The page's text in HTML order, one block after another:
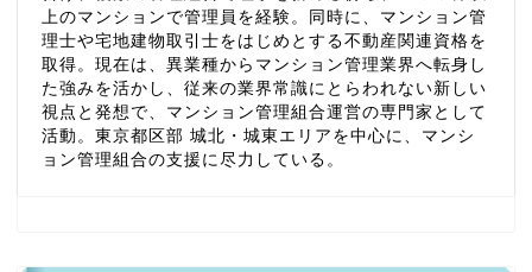
上のマンションで管理員を経験。同時に、マンション管
理士や宅地建物取引士をはじめとする不動産関連資格を
取得。現在は、異業種からマンション管理業界へ転身し
た強みを活かし、従来の業界常識にとらわれない新しい
視点と発想で、マンション管理組合運営の専門家として
活動。東京都区部 城北・城東エリアを中心に、マンシ
ョン管理組合の支援に尽力している。